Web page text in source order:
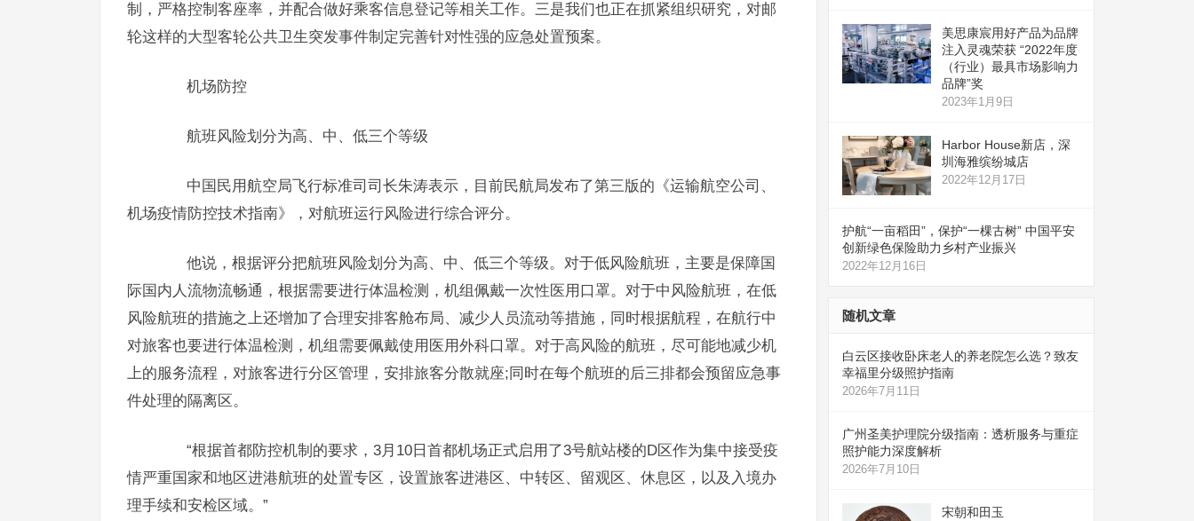
制，严格控制客座率，并配合做好乘客信息登记等相关工作。三是我们也正在抓紧组织研究，对邮
轮这样的大型客轮公共卫生突发事件制定完善针对性强的应急处置预案。
机场防控
航班风险划分为高、中、低三个等级
中国民用航空局飞行标准司司长朱涛表示，目前民航局发布了第三版的《运输航空公司、
机场疫情防控技术指南》，对航班运行风险进行综合评分。
他说，根据评分把航班风险划分为高、中、低三个等级。对于低风险航班，主要是保障国
际国内人流物流畅通，根据需要进行体温检测，机组佩戴一次性医用口罩。对于中风险航班，在低
风险航班的措施之上还增加了合理安排客舱布局、减少人员流动等措施，同时根据航程，在航行中
对旅客也要进行体温检测，机组需要佩戴使用医用外科口罩。对于高风险的航班，尽可能地减少机
上的服务流程，对旅客进行分区管理，安排旅客分散就座;同时在每个航班的后三排都会预留应急事
件处理的隔离区。
“根据首都防控机制的要求，3月10日首都机场正式启用了3号航站楼的D区作为集中接受疫
情严重国家和地区进港航班的处置专区，设置旅客进港区、中转区、留观区、休息区，以及入境办
理手续和安检区域。”
美思康宸用好产品为品牌
注入灵魂荣获 “2022年度
（行业）最具市场影响力
品牌”奖
2023年1月9日
Harbor House新店，深
圳海雅缤纷城店
2022年12月17日
护航“一亩稻田”，保护“一棵古树” 中国平安
创新绿色保险助力乡村产业振兴
2022年12月16日
随机文章
白云区接收卧床老人的养老院怎么选？致友
幸福里分级照护指南
2026年7月11日
广州圣美护理院分级指南：透析服务与重症
照护能力深度解析
2026年7月10日
宋朝和田玉